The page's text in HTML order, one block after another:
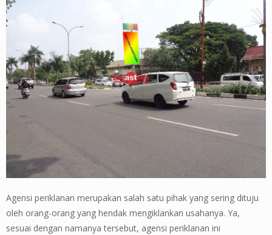
Agensi periklanan merupakan salah satu pihak yang sering dituju
oleh orang-orang yang hendak mengiklankan usahanya. Ya,
sesuai dengan namanya tersebut, agensi periklanan ini